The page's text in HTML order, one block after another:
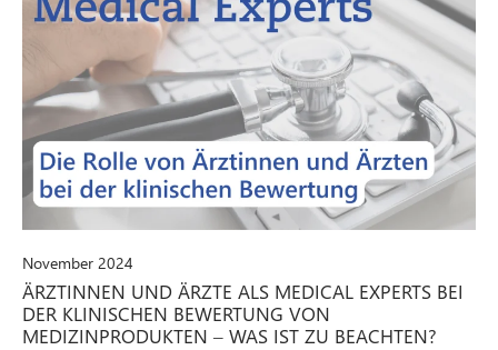
November 2024
ÄRZTINNEN UND ÄRZTE ALS MEDICAL EXPERTS BEI
DER KLINISCHEN BEWERTUNG VON
MEDIZINPRODUKTEN – WAS IST ZU BEACHTEN?